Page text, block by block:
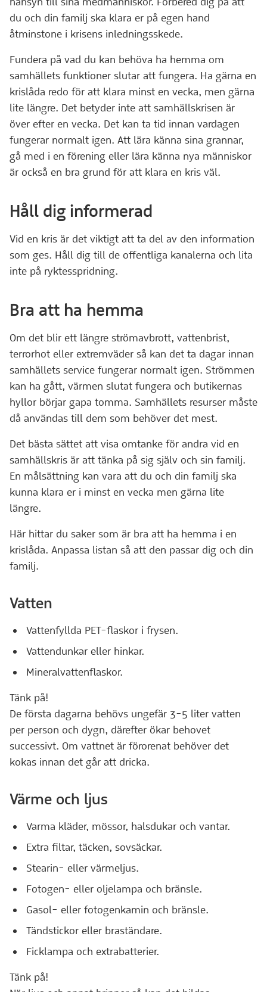
du och din familj ska klara er på egen hand
åtminstone i krisens inledningsskede.
Fundera på vad du kan behöva ha hemma om
samhällets funktioner slutar att fungera. Ha gärna en
krislåda redo för att klara minst en vecka, men gärna
lite längre. Det betyder inte att samhällskrisen är
över efter en vecka. Det kan ta tid innan vardagen
fungerar normalt igen. Att lära känna sina grannar,
gå med i en förening eller lära känna nya människor
är också en bra grund för att klara en kris väl.
Håll dig informerad
Vid en kris är det viktigt att ta del av den information
som ges. Håll dig till de offentliga kanalerna och lita
inte på ryktesspridning.
Bra att ha hemma
Om det blir ett längre strömavbrott, vattenbrist,
terrorhot eller extremväder så kan det ta dagar innan
samhällets service fungerar normalt igen. Strömmen
kan ha gått, värmen slutat fungera och butikernas
hyllor börjar gapa tomma. Samhällets resurser måste
då användas till dem som behöver det mest.
Det bästa sättet att visa omtanke för andra vid en
samhällskris är att tänka på sig själv och sin familj.
En målsättning kan vara att du och din familj ska
kunna klara er i minst en vecka men gärna lite
längre.
Här hittar du saker som är bra att ha hemma i en
krislåda. Anpassa listan så att den passar dig och din
familj.
Vatten
Vattenfyllda PET-flaskor i frysen.
Vattendunkar eller hinkar.
Mineralvattenflaskor.
Tänk på!
De första dagarna behövs ungefär 3-5 liter vatten
per person och dygn, därefter ökar behovet
successivt. Om vattnet är förorenat behöver det
kokas innan det går att dricka.
Värme och ljus
Varma kläder, mössor, halsdukar och vantar.
Extra filtar, täcken, sovsäckar.
Stearin- eller värmeljus.
Fotogen- eller oljelampa och bränsle.
Gasol- eller fotogenkamin och bränsle.
Tändstickor eller braständare.
Ficklampa och extrabatterier.
Tänk på!